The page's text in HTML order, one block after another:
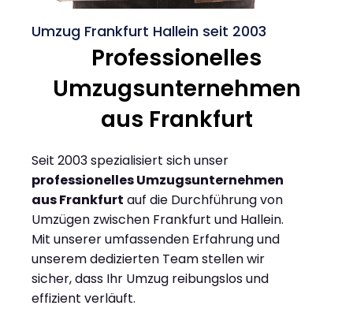
Umzug Frankfurt Hallein seit 2003
Professionelles
Umzugsunternehmen
aus Frankfurt
Seit 2003 spezialisiert sich unser
professionelles Umzugsunternehmen
aus Frankfurt auf die Durchführung von
Umzügen zwischen Frankfurt und Hallein.
Mit unserer umfassenden Erfahrung und
unserem dedizierten Team stellen wir
sicher, dass Ihr Umzug reibungslos und
effizient verläuft.